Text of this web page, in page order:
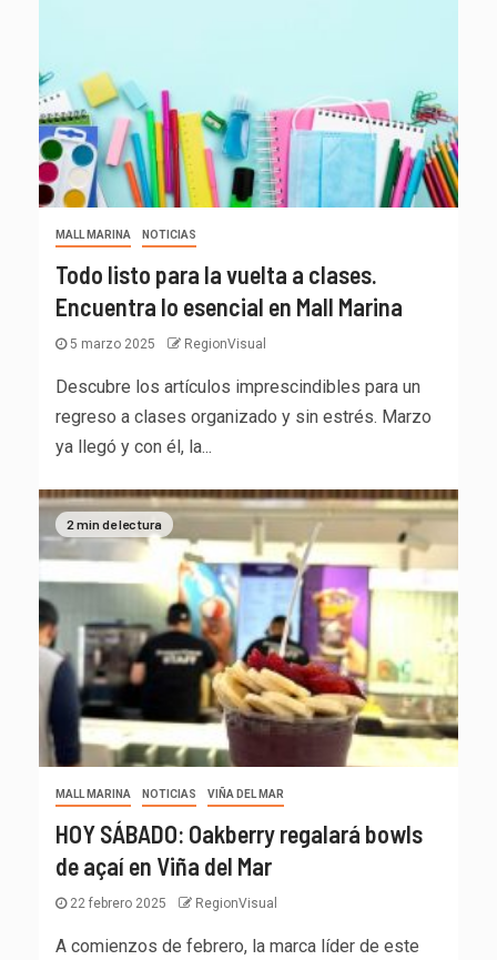
MALL MARINA NOTICIAS
Todo listo para la vuelta a clases.
Encuentra lo esencial en Mall Marina
5 marzo 2025 RegionVisual
Descubre los artículos imprescindibles para un
regreso a clases organizado y sin estrés. Marzo
ya llegó y con él, la...
2 min de lectura
MALL MARINA NOTICIAS VIÑA DEL MAR
HOY SÁBADO: Oakberry regalará bowls
de açaí en Viña del Mar
22 febrero 2025 RegionVisual
A comienzos de febrero, la marca líder de este